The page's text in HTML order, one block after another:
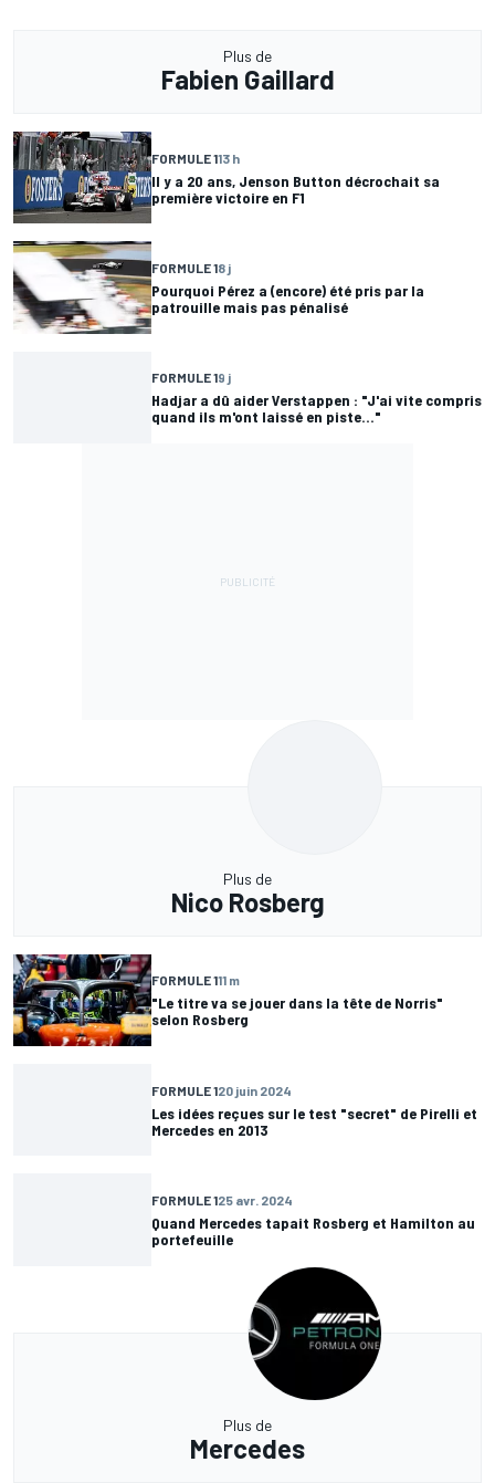
Plus de
Fabien Gaillard
FORMULE 113 h
Il y a 20 ans, Jenson Button décrochait sa
première victoire en F1
FORMULE 18 j
Pourquoi Pérez a (encore) été pris par la
patrouille mais pas pénalisé
FORMULE 19 j
Hadjar a dû aider Verstappen : "J'ai vite compris
quand ils m'ont laissé en piste..."
Plus de
Nico Rosberg
FORMULE 111 m
"Le titre va se jouer dans la tête de Norris"
selon Rosberg
FORMULE 120 juin 2024
Les idées reçues sur le test "secret" de Pirelli et
Mercedes en 2013
FORMULE 125 avr. 2024
Quand Mercedes tapait Rosberg et Hamilton au
portefeuille
Plus de
Mercedes